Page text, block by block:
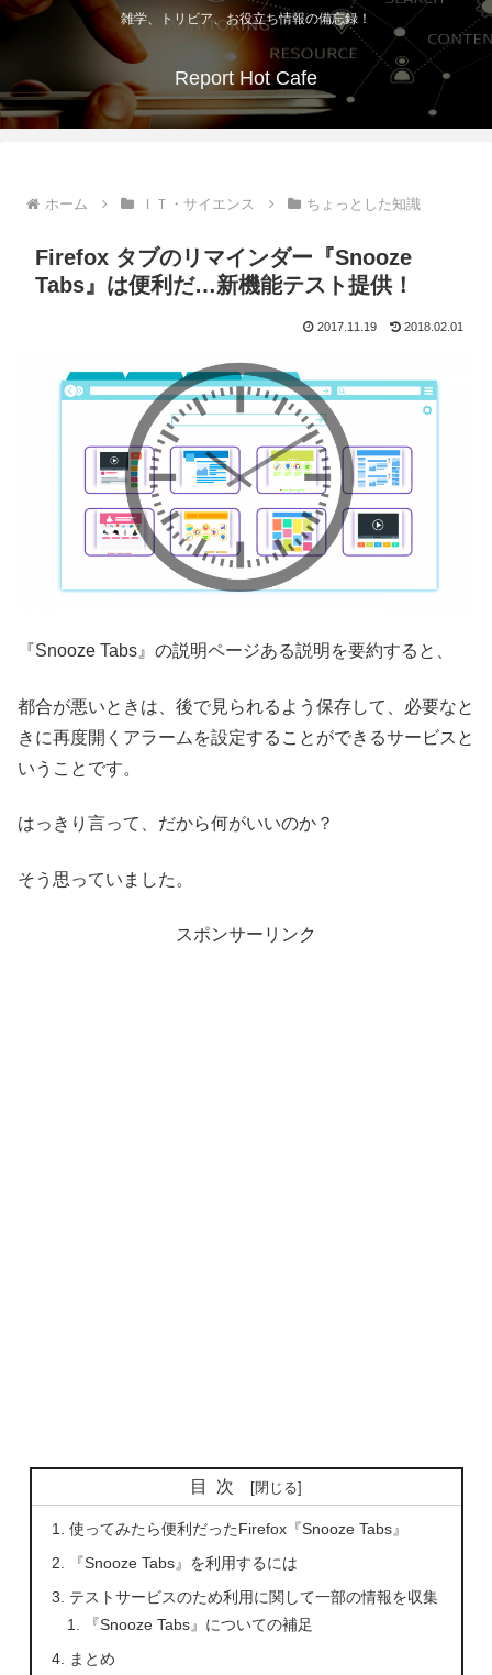
雑学、トリビア、お役立ち情報の備忘録！
Report Hot Cafe
ホーム ＩＴ・サイエンス ちょっとした知識
Firefox タブのリマインダー『Snooze
Tabs』は便利だ…新機能テスト提供！
2017.11.19 2018.02.01
『Snooze Tabs』の説明ページある説明を要約すると、
都合が悪いときは、後で見られるよう保存して、必要なと
きに再度開くアラームを設定することができるサービスと
いうことです。
はっきり言って、だから何がいいのか？
そう思っていました。
スポンサーリンク
目次
使ってみたら便利だったFirefox『Snooze Tabs』
『Snooze Tabs』を利用するには
テストサービスのため利用に関して一部の情報を収集
『Snooze Tabs』についての補足
まとめ